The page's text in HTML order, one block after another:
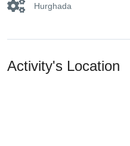
Hurghada
Activity's Location